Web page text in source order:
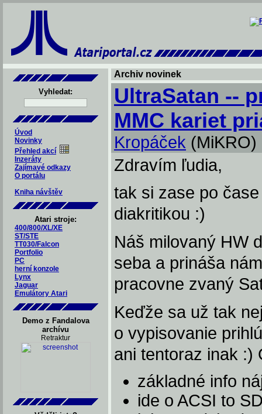
Vyhledat:
Úvod
Novinky
Přehled akcí
Inzeráty
Zajímavé odkazy
O portálu
Kniha návštěv
Atari stroje:
400/800/XL/XE
ST/STE
TT030/Falcon
Portfolio
PC
herní konzole
Lynx
Jaguar
Emulátory Atari
Demo z Fandalova
archívu
Retraktur
Archiv novinek
UltraSatan --
MMC kariet
Kropáček (MiKRO)
Zdravím ľudia,
tak si zase po
diakritikou :)
Náš milovaný HW
seba a prináša
pracovne zvaný
Keďže sa už tak
o vypisovanie
ani tentoraz inak :)
základné info
ide o ACSI to